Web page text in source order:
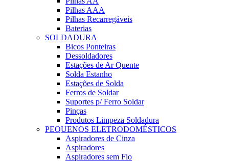
Pilhas AAA
Pilhas Recarregáveis
Baterias
SOLDADURA
Bicos Ponteiras
Dessoldadores
Estações de Ar Quente
Solda Estanho
Estações de Solda
Ferros de Soldar
Suportes p/ Ferro Soldar
Pinças
Produtos Limpeza Soldadura
PEQUENOS ELETRODOMÉSTICOS
Aspiradores de Cinza
Aspiradores
Aspiradores sem Fio